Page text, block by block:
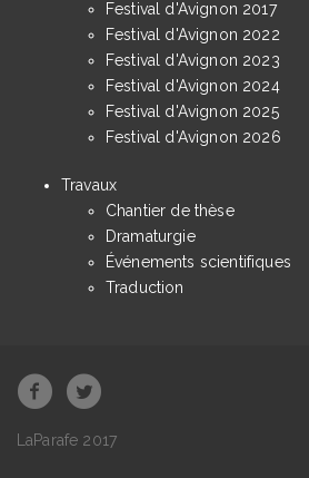
Festival d'Avignon 2017
Festival d'Avignon 2022
Festival d'Avignon 2023
Festival d'Avignon 2024
Festival d'Avignon 2025
Festival d'Avignon 2026
Travaux
Chantier de thèse
Dramaturgie
Événements scientifiques
Traduction
LaParafe 2017